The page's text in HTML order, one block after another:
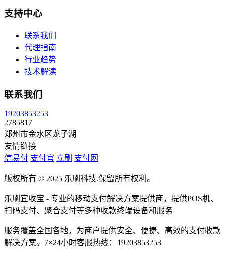
支持中心
联系我们
代理指南
行业趋势
技术解读
联系我们
19203853253
2785817
郑州市金水区龙子湖
友情链接
信易付 支付官 立刷 支付网
版权所有 © 2025 乐刷科技.保留所有权利。
乐刷宜收宝 - 专业的移动支付解决方案提供商，提供POS机、
扫码支付、聚合支付等多种收款终端设备和服务
服务覆盖全国各地，为商户提供安全、便捷、高效的支付收款
解决方案。7×24小时客服热线：19203853253